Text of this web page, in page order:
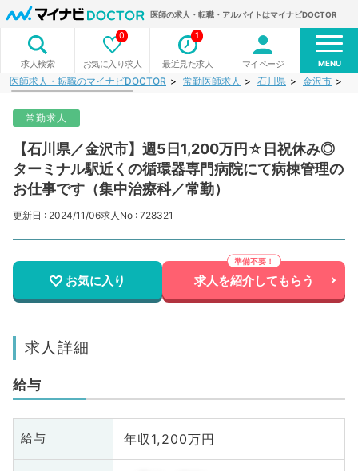
医師の求人・転職・アルバイトはマイナビDOCTOR
求人検索 お気に入り求人
0
最近見た求人
1
マイページ MENU
医師求人・転職のマイナビDOCTOR 常勤医師求人 石川県 金沢市
常勤求人
【石川県／金沢市】週5日1,200万円☆日祝休み◎
ターミナル駅近くの循環器専門病院にて病棟管理の
お仕事です（集中治療科／常勤）
更新日 : 2024/11/06求人No : 728321
お気に入り 求人を紹介してもらう
求人詳細
給与
給与 年収1,200万円